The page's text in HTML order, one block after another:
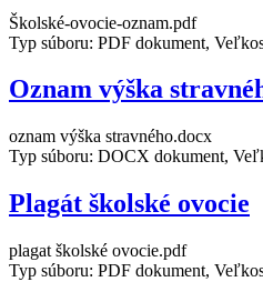
Školské-ovocie-oznam.pdf
Typ súboru: PDF dokument,
Oznam výška
oznam výška stravného.docx
Typ súboru: DOCX dokument,
Plagát školské ovocie
plagat školské ovocie.pdf
Typ súboru: PDF dokument,